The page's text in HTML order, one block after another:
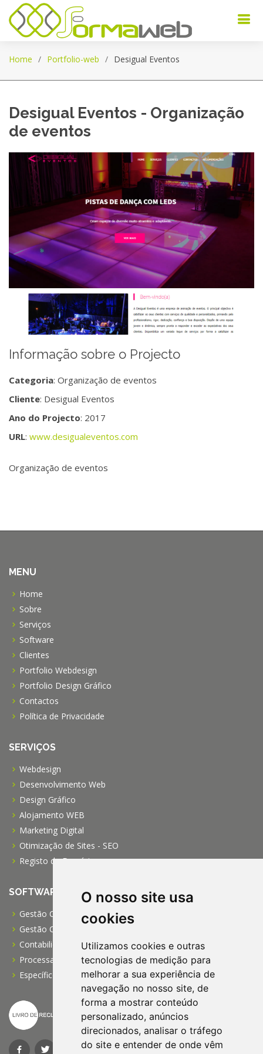
O nosso site usa
cookies
Utilizamos cookies e outras
tecnologias de medição para
melhorar a sua experiência de
navegação no nosso site, de
forma a mostrar conteúdo
personalizado, anúncios
direcionados, analisar o tráfego
do site e entender de onde vêm
Home Portfolio-web Desigual Eventos
Desigual Eventos - Organização
de eventos
Informação sobre o Projecto
Categoria: Organização de eventos
Cliente: Desigual Eventos
Ano do Projecto: 2017
URL: www.desigualeventos.com
Organização de eventos
MENU
Home
Sobre
Serviços
Software
Clientes
Portfolio Webdesign
Portfolio Design Gráfico
Contactos
Política de Privacidade
SERVIÇOS
Webdesign
Desenvolvimento Web
Design Gráfico
Alojamento WEB
Marketing Digital
Otimização de Sites - SEO
Registo de Domínios
SOFTWARE
Gestão Comercial PRO
Gestão Comercial PME
Contabilidade Profissional
Processamento de Salários
Específico para IPSS